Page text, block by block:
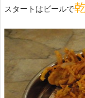
スタートはビールで